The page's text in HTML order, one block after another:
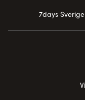
7days Sverige